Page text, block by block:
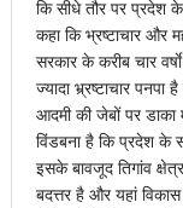
कि सीधे तौर पर प्रदेश
कहा कि भ्रष्टाचार और
सरकार के करीब चार
ज्यादा भ्र्रष्टाचार
आदमी की जेबों पर डाका
विंडबना है कि प्रदेश के
इसके बावजूद तिगांव
बदत्तर है और यहां